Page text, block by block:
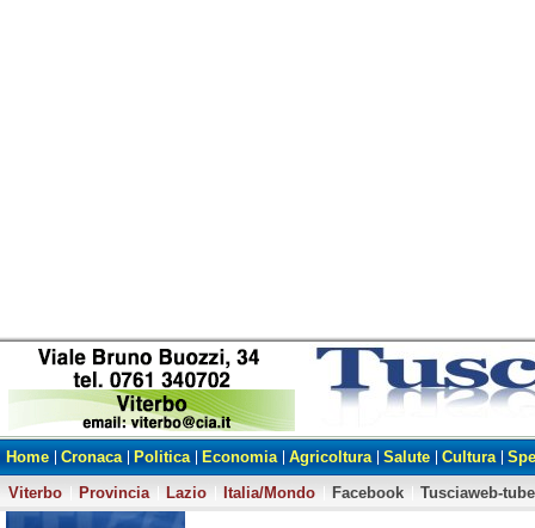
Home Cronaca Politica Economia Agricoltura Salute Cultura
Viterbo
Provincia Lazio Italia/Mondo Facebook Tusciaweb-tube